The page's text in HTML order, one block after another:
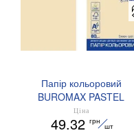
Папір кольоровий
BUROMAX PASTEL
EUROMAX 20 арк А4 80 г/
мс BM.2721220E-08
Ціна
49.32 грн
шт